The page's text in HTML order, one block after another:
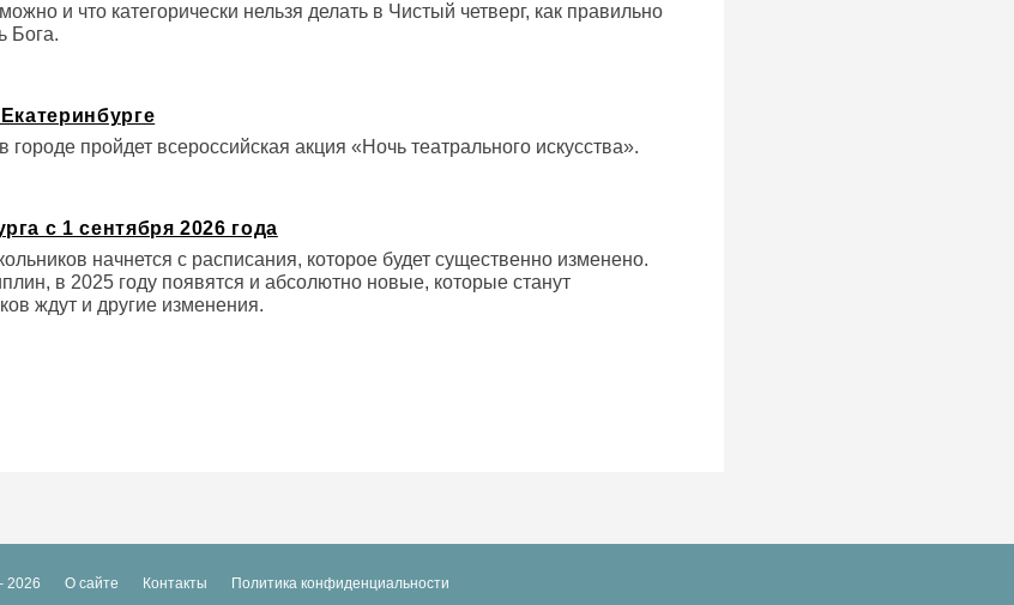
и что категорически нельзя делать в Чистый четверг, как правильно
Бога.
пройдет всероссийская акция «Ночь театрального искусства».
с 1 сентября 2026 года
начнется с расписания, которое будет существенно изменено.
в 2025 году появятся и абсолютно новые, которые станут
ждут и другие изменения.
2026 О сайте Контакты Политика конфиденциальности